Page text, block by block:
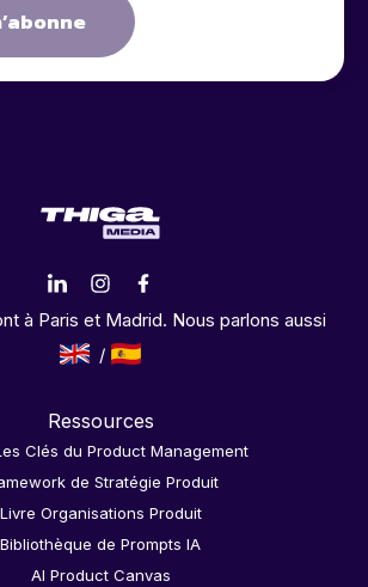
à Paris et Madrid. Nous parlons aussi
Ressources
Clés du Product Management
de Stratégie Produit
Livre Organisations Produit
Bibliothèque de Prompts IA
AI Product Canvas